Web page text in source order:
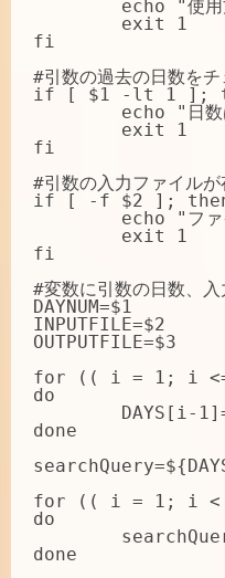
fi
#引数の過去の日数をチ
if [ $1 -lt 1 ];
fi
#引数の入力ファイル
if [ -f $2 ];
fi
#変数に引数の日数、
DAYNUM=$1
INPUTFILE=$2
OUTPUTFILE=$3
for (( i = 1; i <=
do
done
for (( i = 1; i <
do
done